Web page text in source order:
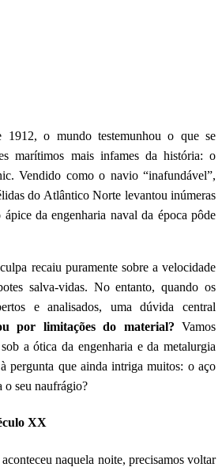
o mundo testemunhou o que se
marítimos mais infames da história: o
Vendido como o navio “inafundável”,
do Atlântico Norte levantou inúmeras
da engenharia naval da época pôde
recaiu puramente sobre a velocidade
salva-vidas. No entanto, quando os
e analisados, uma dúvida central
por limitações do material? Vamos
a ótica da engenharia e da metalurgia
pergunta que ainda intriga muitos: o aço
seu naufrágio?
XX
naquela noite, precisamos voltar